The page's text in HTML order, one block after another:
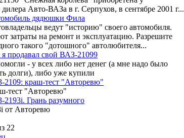
Авто-ВАЗа в г. Серпухов, в сентябре 2001 г...
дядюшки Фила
ведут "историю" своего автомобиля.
затраты на ремонт и эксплуатацию. Разрешите
такого "дотошного" автолюбителя...
продавал свой ВАЗ-21099
- у всех либо нет денег (а мне надо было
долги), либо уже купили
2109: краш-тест "Авторевю"
тест "Авторевю"
2193i. Грань разумного
от Авторевю
22